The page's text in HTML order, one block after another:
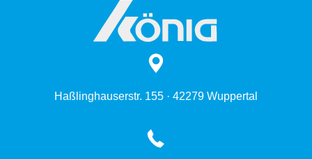
Haßlinghauserstr. 155 · 42279 Wuppertal